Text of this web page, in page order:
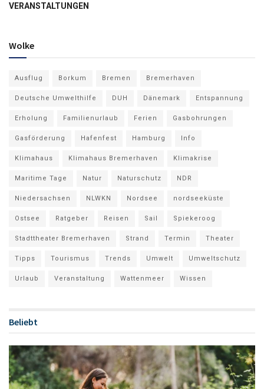
VERANSTALTUNGEN
Wolke
Ausflug Borkum Bremen Bremerhaven
Deutsche Umwelthilfe DUH Dänemark Entspannung
Erholung Familienurlaub Ferien Gasbohrungen
Gasförderung Hafenfest Hamburg Info
Klimahaus Klimahaus Bremerhaven Klimakrise
Maritime Tage Natur Naturschutz NDR
Niedersachsen NLWKN Nordsee nordseeküste
Ostsee Ratgeber Reisen Sail Spiekeroog
Stadttheater Bremerhaven Strand Termin Theater
Tipps Tourismus Trends Umwelt Umweltschutz
Urlaub Veranstaltung Wattenmeer Wissen
Beliebt